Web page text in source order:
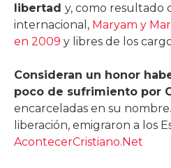
libertad y, como resultado
internacional, Maryam y
en 2009 y libres de los
Consideran un honor
poco de sufrimiento por
encarceladas en su
liberación, emigraron a los
AcontecerCristiano.Net